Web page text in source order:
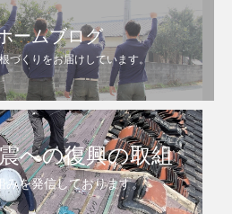
ームブログ
づくりをお届けしています。
への復興の取組
みを発信しております。